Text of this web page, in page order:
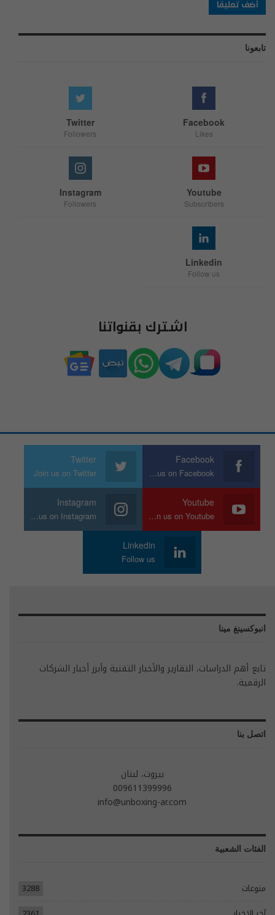
تابعونا
Facebook
Likes
Twitter
Followers
Youtube
Subscribers
Instagram
Followers
Linkedin
Follow us
اشترك بقنواتنا
Facebook
Join us on Facebook
Twitter
Join us on Twitter
Youtube
Join us on Youtube
Instagram
Join us on Instagram
Linkedin
Follow us
انبوكسينغ مينا
تابع أهم الدراسات، التقارير والأخبار التقنية وأبرز أخبار الشركات
الرقمية.
اتصل بنا
بيروت، لبنان
009611399996
info@unboxing-ar.com
الفئات الشعبية
منوعات
3288